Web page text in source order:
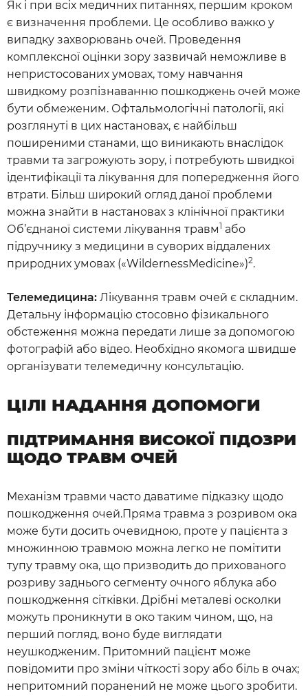
Як і при всіх медичних питаннях, першим кроком
є визначення проблеми. Це особливо важко у
випадку захворювань очей. Проведення
комплексної оцінки зору зазвичай неможливе в
непристосованих умовах, тому навчання
швидкому розпізнаванню пошкоджень очей може
бути обмеженим. Офтальмологічні патології, які
розглянуті в цих настановах, є найбільш
поширеними станами, що виникають внаслідок
травми та загрожують зору, і потребують швидкої
ідентифікації та лікування для попередження його
втрати. Більш широкий огляд даної проблеми
можна знайти в настановах з клінічної практики
Об’єднаної системи лікування травм1 або
підручнику з медицини в суворих віддалених
природних умовах («WildernessMedicine»)2.
Телемедицина: Лікування травм очей є складним.
Детальну інформацію стосовно фізикального
обстеження можна передати лише за допомогою
фотографій або відео. Необхідно якомога швидше
організувати телемедичну консультацію.
ЦІЛІ НАДАННЯ ДОПОМОГИ
ПІДТРИМАННЯ ВИСОКОЇ ПІДОЗРИ
ЩОДО ТРАВМ ОЧЕЙ
Механізм травми часто даватиме підказку щодо
пошкодження очей.Пряма травма з розривом ока
може бути досить очевидною, проте у пацієнта з
множинною травмою можна легко не помітити
тупу травму ока, що призводить до прихованого
розриву заднього сегменту очного яблука або
пошкодження сітківки. Дрібні металеві осколки
можуть проникнути в око таким чином, що, на
перший погляд, воно буде виглядати
неушкодженим. Притомний пацієнт може
повідомити про зміни чіткості зору або біль в очах;
непритомний поранений не може цього зробити.